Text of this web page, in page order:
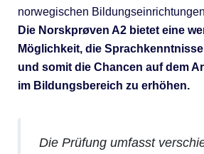
norwegischen
Die Norskprøven A2 bietet eine
Möglichkeit, die
und somit die Chancen auf dem
im Bildungsbereich zu erhöhen.
Die Prüfung umfasst